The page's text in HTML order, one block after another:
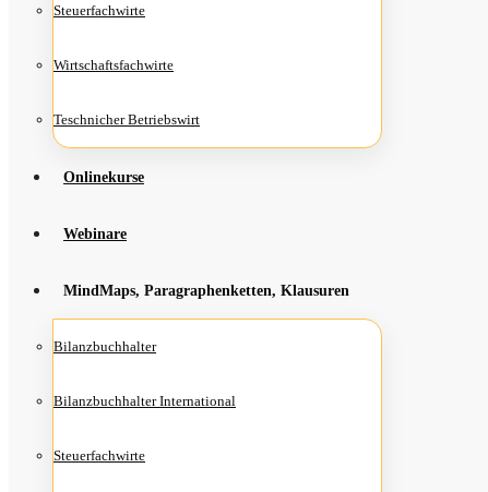
Steu­er­fach­wir­te
Wirt­schafts­fach­wir­te
Teschni­cher Betriebswirt
Online­kur­se
Web­i­na­re
Mind­Maps, Para­gra­phen­ket­ten, Klausuren
Bilanz­buch­hal­ter
Bilanz­buch­hal­ter International
Steu­er­fach­wir­te